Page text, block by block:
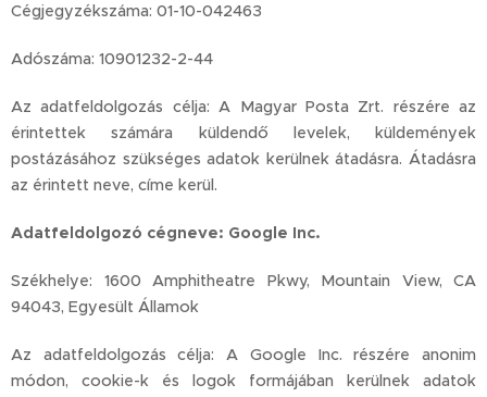
Cégjegyzékszáma: 01-10-042463
Adószáma: 10901232-2-44
Az adatfeldolgozás célja: A Magyar Posta Zrt. részére az
érintettek számára küldendő levelek, küldemények
postázásához szükséges adatok kerülnek átadásra. Átadásra
az érintett neve, címe kerül.
Adatfeldolgozó cégneve: Google Inc.
Székhelye: 1600 Amphitheatre Pkwy, Mountain View, CA
94043, Egyesült Államok
Az adatfeldolgozás célja: A Google Inc. részére anonim
módon, cookie-k és logok formájában kerülnek adatok